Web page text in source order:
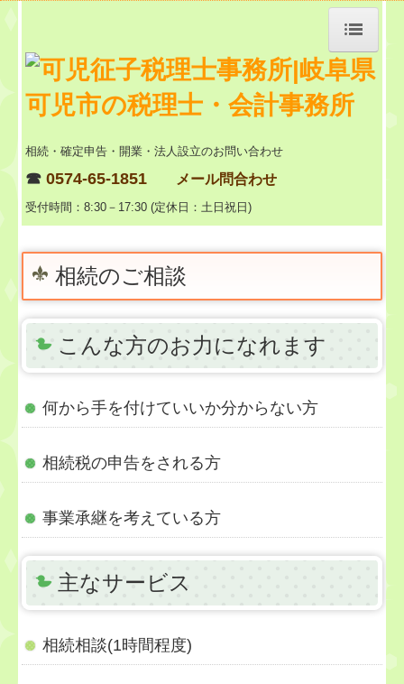
トップページ
経営理念
料金
交通案内
セミナー案内
業務案内
相続のご相談
帳簿づけにお困りの方
社会福祉法人設立
病医院の新規開業
相続・確定申告・開業・法人設立のお問い合わせ
☎0574-65-1851 メール問合わせ
受付時間：8:30－17:30 (定休日：土日祝日)
相続のご相談
こんな方のお力になれます
何から手を付けていいか分からない方
相続税の申告をされる方
事業承継を考えている方
主なサービス
相続相談(1時間程度)